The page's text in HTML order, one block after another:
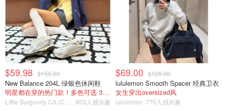
$59.98 $155.00
New Balance 204L 绿银色休闲鞋
明星都在穿的热门款！多色可选 3.8折
803人感兴趣
$69.00 $128.00
lululemon Smooth Spacer 经典卫衣
女生穿出oversized风
lululemon 770人感兴趣